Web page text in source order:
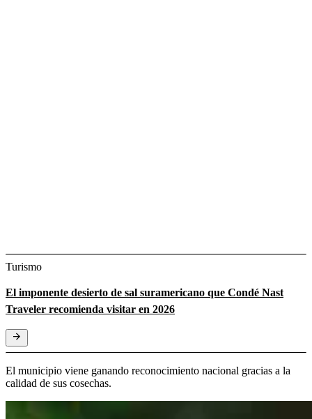
Turismo
El imponente desierto de sal suramericano que Condé Nast
Traveler recomienda visitar en 2026
El municipio viene ganando reconocimiento nacional gracias a la
calidad de sus cosechas.